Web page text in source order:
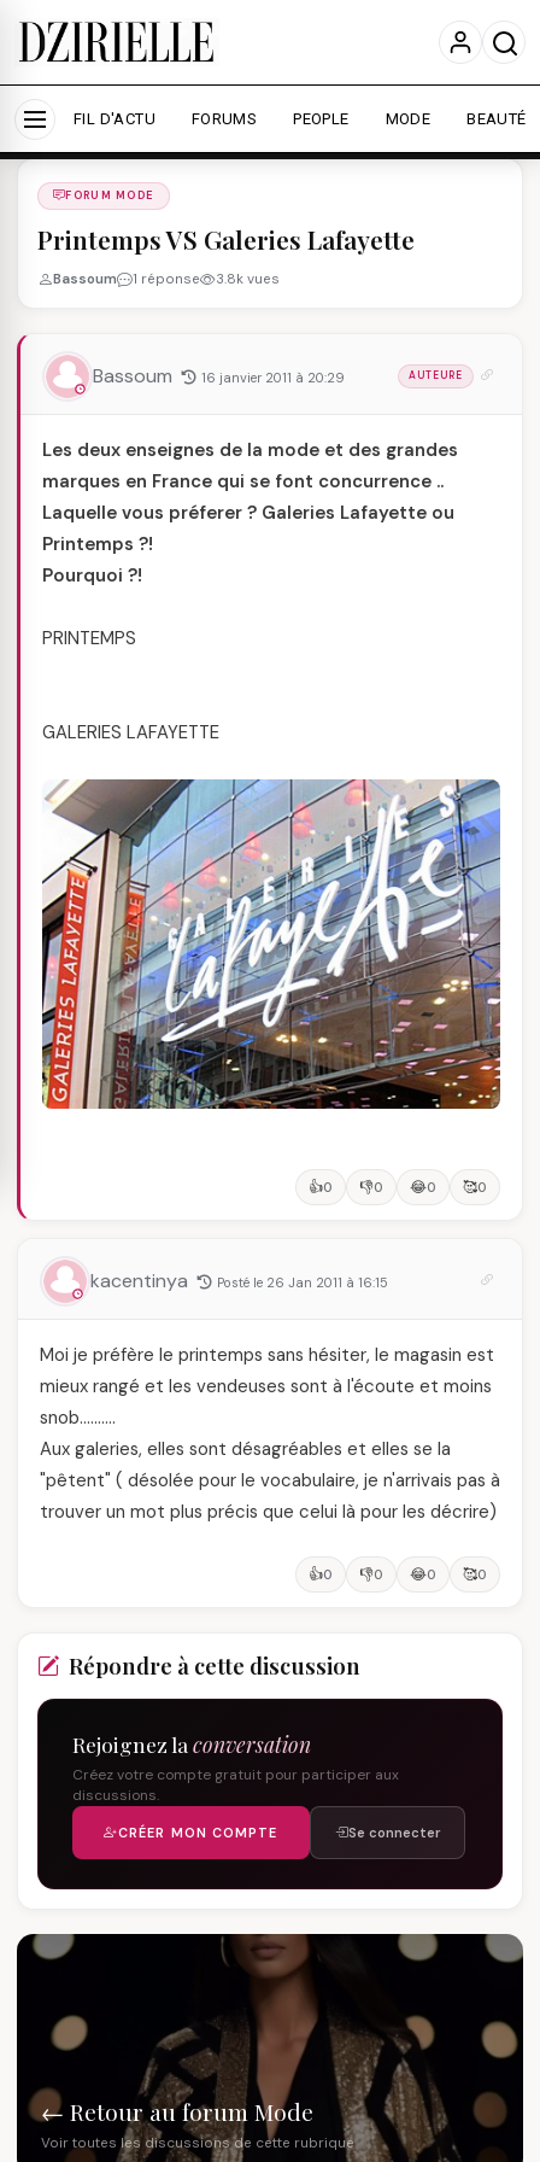
Nous utilisons des cookies pour améliorer votre
expérience et mesurer l'audience.
En savoir plus
Accepter tout Personnaliser
FIL D'ACTU FORUMS PEOPLE MODE BEAUTÉ
Forums
FORUM MODE
Printemps VS Galeries Lafayette
Bassoum 1 réponse 3.8k vues
Bassoum 16 janvier 2011 à 20:29 AUTEURE
Les deux enseignes de la mode et des grandes
marques en France qui se font concurrence ..
Laquelle vous préferer ? Galeries Lafayette ou
Printemps ?!
Pourquoi ?!
PRINTEMPS
GALERIES LAFAYETTE
👍0 👎0 😂0 🥰0
kacentinya Posté le 26 Jan 2011 à 16:15
Moi je préfère le printemps sans hésiter, le magasin est
mieux rangé et les vendeuses sont à l'écoute et moins
snob……….
Aux galeries, elles sont désagréables et elles se la
"pêtent" ( désolée pour le vocabulaire, je n'arrivais pas à
trouver un mot plus précis que celui là pour les décrire)
👍0 👎0 😂0 🥰0
Répondre à cette discussion
Rejoignez la conversation
Créez votre compte gratuit pour participer aux
discussions.
CRÉER MON COMPTE Se connecter
← Retour au forum Mode
Voir toutes les discussions de cette rubrique